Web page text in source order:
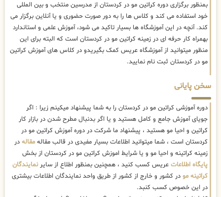
بمنظور برگزاری دوره کراتین مو در کردستان از مدرسین منتخب و بین المللی
خود استفاده می کند و کلاس ها را به دور صورت حضوری و یا آنلاین برگزار می
کند. آنچه در این آموزشگاه ها بسیار تاکید می شود، آموزش علمی و استاندارد
بهمراه کار حرفه ای در زمینه کراتین مو در کردستان است که البته برای این
منظور میتوانید از آموزشگاه عریس کمک بگیریدو در کلاس های آموزش کراتین
مو در کردستان ثبت نام نمایید.
سخن پایانی
دوره آموزشی کراتین مو در کردستان را به شما پیشنهاد میکینم زیرا : اگر
جویای آموزش جامع و کامل هستید و یا اگر بدنبال مطرح شدن در بازار کار
کراتین و احیا مو هستید ، پیشنهاد ما شرکت در دوره آموزش کراتین مو در
کردستان است ، شما میتوانید اطلاعات بسیار مفیدی در قالب مقاله مقاله در
زمینه کراتینه و احیا مو و یا شرایط اموزش کراتین مو در کردستان از بخش
پایگاه اطلاعات عریس کسب کنید ، همچنین بمنظور اطلاع از سایرنمایندگان
کراتینه مو در کشور و خارج از کشور از طریق واحد نمایندگان اطلاعات بیشتری
در این خصوص کسب کنبد.